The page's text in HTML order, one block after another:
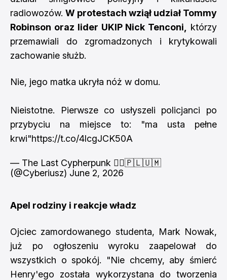
radiowozów. W protestach wziął udział Tommy
Robinson oraz lider UKIP Nick Tenconi,
którzy
przemawiali do zgromadzonych i krytykowali
zachowanie służb.
Nie, jego matka ukryła nóż w domu.
Nieistotne. Pierwsze co usłyszeli policjanci po
przybyciu na miejsce to: "ma usta pełne
krwi"https://t.co/4lcgJCK50A
— The Last Cypherpunk 🏴‍☠️🇵🇱🇺🇲
(@Cyberiusz) June 2, 2026
Apel rodziny i reakcje władz
Ojciec zamordowanego studenta, Mark Nowak,
już po ogłoszeniu wyroku zaapelował do
wszystkich o spokój. "Nie chcemy, aby śmierć
Henry'ego została wykorzystana do tworzenia